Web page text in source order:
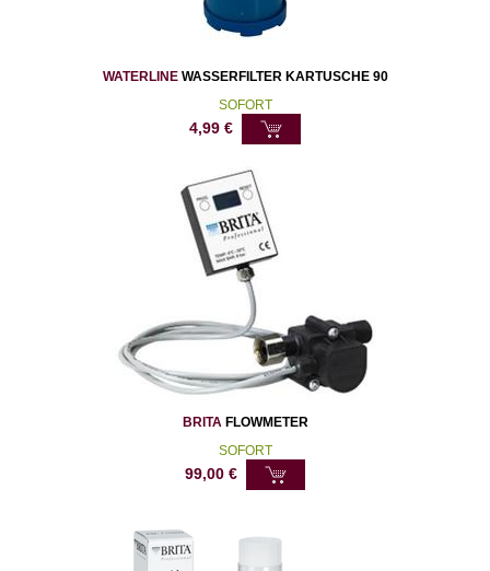
WATERLINEWASSERFILTER KARTUSCHE 90
SOFORT
4,99 €
BRITAFLOWMETER
SOFORT
99,00 €